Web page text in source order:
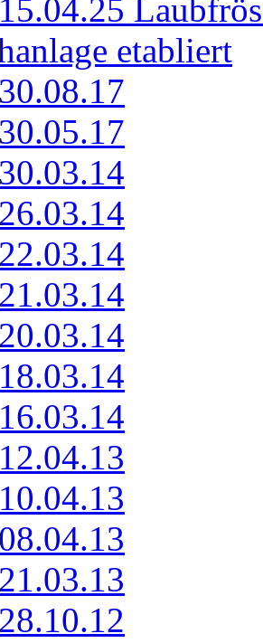
etabliert